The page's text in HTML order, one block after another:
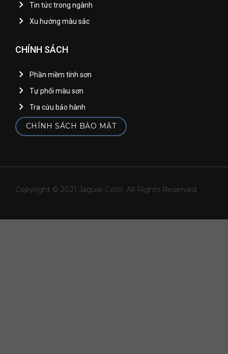
Tin tức trong ngành
Xu hướng màu sắc
CHÍNH SÁCH
Phần mềm tính sơn
Tự phối màu sơn
Tra cứu bảo hành
CHÍNH SÁCH BẢO MẬT
Copyright © 2021 Jaguar Color. All Rights Reserved